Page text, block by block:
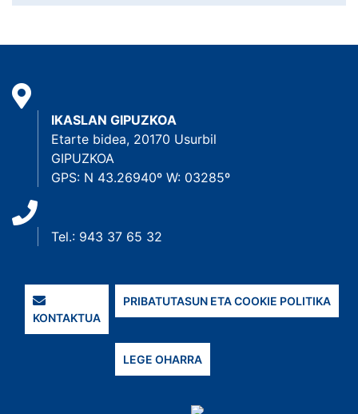
IKASLAN GIPUZKOA
Etarte bidea, 20170 Usurbil
GIPUZKOA
GPS: N 43.26940º W: 03285º
Tel.: 943 37 65 32
KONTAKTUA
PRIBATUTASUN ETA COOKIE POLITIKA
LEGE OHARRA